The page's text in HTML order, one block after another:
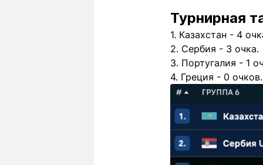
Турнирная
1. Казахстан - 4
2. Сербия - 3 очка.
3. Португалия - 1
4. Греция - 0 очков.